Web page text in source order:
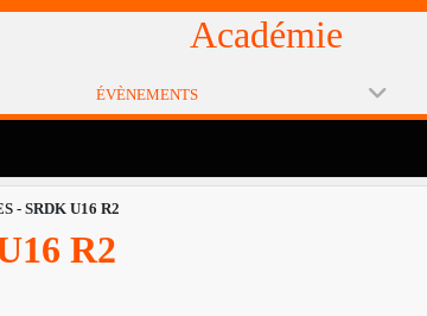
Académie
ÉVÈNEMENTS
- SRDK U16 R2
R2